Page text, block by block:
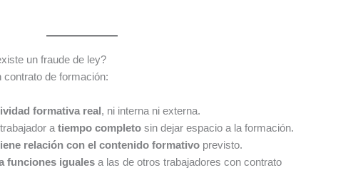
un fraude de ley?
contrato de formación:
formativa real, ni interna ni externa.
atiempo completo sin dejar espacio a la formación.
relación con el contenido formativo previsto.
funciones iguales a las de otros trabajadores con contrato